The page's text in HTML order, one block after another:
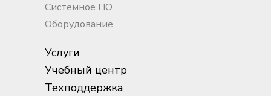
Услуги
Системное ПО
Оборудование
Техподдержка
Учебный центр